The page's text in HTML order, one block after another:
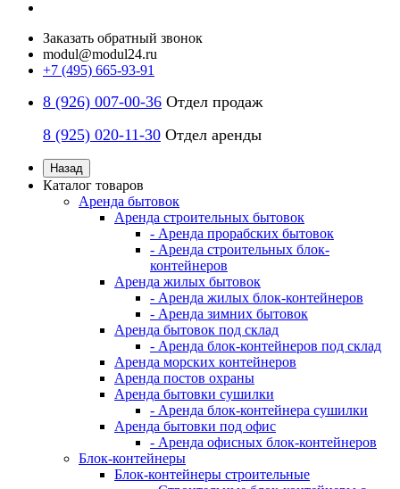
Заказать обратный звонок
modul@modul24.ru
+7 (495) 665-93-91
8 (926) 007-00-36 Отдел продаж
8 (925) 020-11-30 Отдел аренды
Назад
Каталог товаров
Аренда бытовок
Аренда строительных бытовок
- Аренда прорабских бытовок
- Аренда строительных блок-
контейнеров
Аренда жилых бытовок
- Аренда жилых блок-контейнеров
- Аренда зимних бытовок
Аренда бытовок под склад
- Аренда блок-контейнеров под склад
Аренда морских контейнеров
Аренда постов охраны
Аренда бытовки сушилки
- Аренда блок-контейнера сушилки
Аренда бытовки под офис
- Аренда офисных блок-контейнеров
Блок-контейнеры
Блок-контейнеры строительные